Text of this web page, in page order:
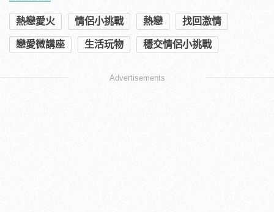
熱戀愛火 情侶小挑戰 熱戀 找回激情
戀愛微講座 生活玩物 穩交情侶小挑戰
Advertisements